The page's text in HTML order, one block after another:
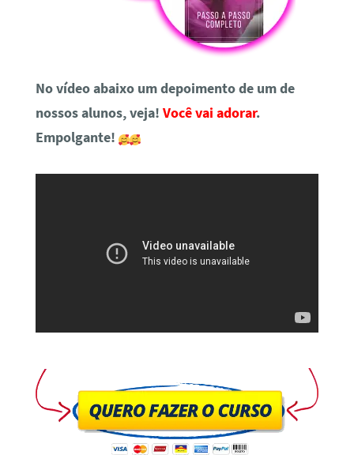
No vídeo abaixo um depoimento de um de
nossos alunos, veja! Você vai adorar.
Empolgante!